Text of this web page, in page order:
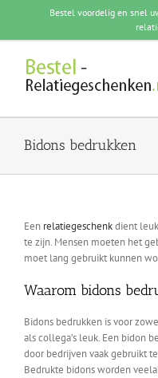
content
Bestel voordelig en snel
Bidons bedrukken
Een relatiegeschenkdient
te zijn. Mensen moeten het
moet lang gebruikt kunnen
Waarom bidons
Bidons bedrukken is voor
als collega’s leuk. Een bidon
door bedrijven vaak gebruikt
Bedrukte bidons worden